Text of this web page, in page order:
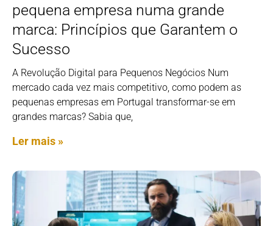
pequena empresa numa grande
marca: Princípios que Garantem o
Sucesso
A Revolução Digital para Pequenos Negócios Num
mercado cada vez mais competitivo, como podem as
pequenas empresas em Portugal transformar-se em
grandes marcas? Sabia que,
Ler mais »